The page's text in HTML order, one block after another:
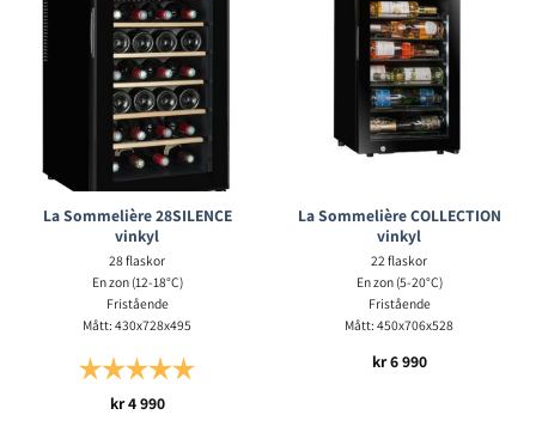
La Sommelière 28SILENCE
vinkyl
28 flaskor
En zon (12-18°C)
Fristående
Mått: 430x728x495
Betyg:
kr4 990
La Sommelière COLLECTION
vinkyl
22 flaskor
En zon (5-20°C)
Fristående
Mått: 450x706x528
kr6 990